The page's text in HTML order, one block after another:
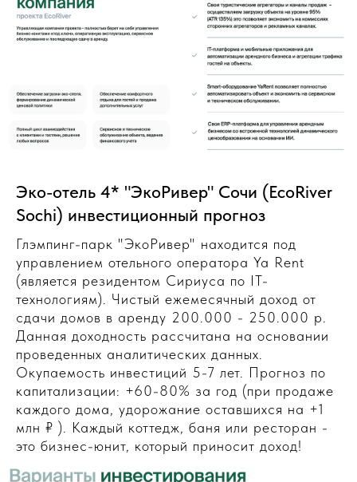
Эко-отель 4* "ЭкоРивер" Сочи (EcoRiver
Sochi) инвестиционный прогноз
Глэмпинг-парк "ЭкоРивер" находится под
управлением отельного оператора Ya Rent
(является резидентом Сириуса по IT-
технологиям). Чистый ежемесячный доход от
сдачи домов в аренду 200.000 - 250.000 р.
Данная доходность рассчитана на основании
проведенных аналитических данных.
Окупаемость инвестиций 5-7 лет. Прогноз по
капитализации: +60-80% за год (при продаже
каждого дома, удорожание оставшихся на +1
млн ₽ ). Каждый коттедж, баня или ресторан -
это бизнес-юнит, который приносит доход!